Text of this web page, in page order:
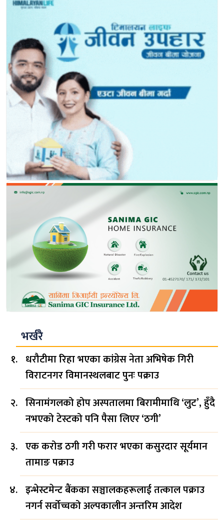
भर्खरै
धरौटीमा रिहा भएका कांग्रेस नेता अभिषेक गिरी
विराटनगर विमानस्थलबाट पुनः पक्राउ
सिनामंगलको होप अस्पतालमा बिरामीमाथि ‘लुट’, हुँदै
नभएको टेस्टको पनि पैसा लिएर ‘ठगी’
एक करोड ठगी गरी फरार भएका कसुरदार सूर्यमान
तामाङ पक्राउ
इन्भेस्टमेन्ट बैंकका सञ्चालकहरूलाई तत्काल पक्राउ
नगर्न सर्वोच्चको अल्पकालीन अन्तरिम आदेश